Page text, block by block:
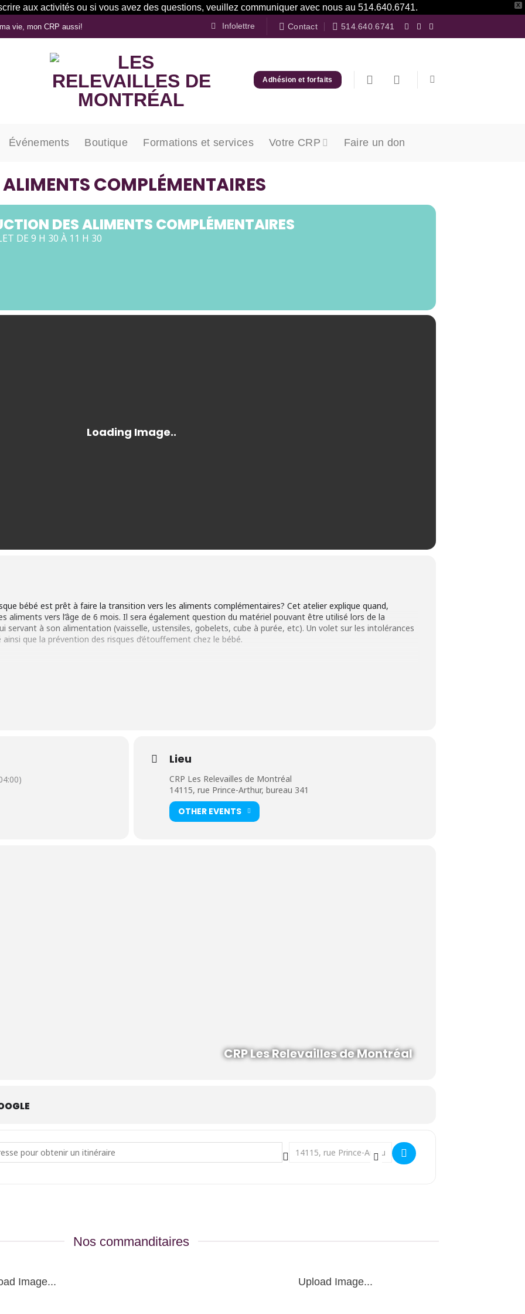
X
aux activités ou si vous avez des questions, veuillez communiquer avec nous au 514.640.6741.
vie, mon CRP aussi! Infolettre Contact 514.640.6741
Adhésion et forfaits
Événements Boutique Formations et services Votre CRP Faire un don
COMPLÉMENTAIRES
DES ALIMENTS COMPLÉMENTAIRES
DE 9 H 30 À 11 H 30
bébé est prêt à faire la transition vers les aliments complémentaires? Cet atelier explique quand,
vers l’âge de 6 mois. Il sera également question du matériel pouvant être utilisé lors de la
servant à son alimentation (vaisselle, ustensiles, gobelets, cube à purée, etc). Un volet sur les intolérances
que la prévention des risques d’étouffement chez le bébé.
entre 4 et 7 mois afin de débuter l’alimentation solide à 6 mois
le 2e billet, veuillez nous appeler au centre pour faire le paiement.
d’une série en ligne: 10,00$ / par couple. (Coût membre)
Lieu
CRP Les Relevailles de Montréal
14115, rue Prince-Arthur, bureau 341
OTHER EVENTS
CRP Les Relevailles de Montréal
des aliments complémentaires [] Destination Address - Introduction des aliments
Nos commanditaires
Image... Upload Image...